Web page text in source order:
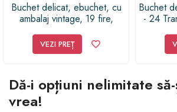
Buchet delicat, ebuchet, cu
ambalaj vintage, 19 fire,
VEZI PREȚ
Buchet
- 24
Dă-i opțiuni nelimitate
vrea!